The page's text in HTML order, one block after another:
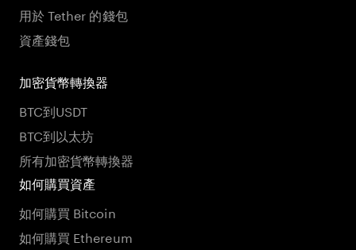
用於 Tether 的錢包
資產錢包
加密貨幣轉換器
BTC到USDT
BTC到以太坊
所有加密貨幣轉換器
如何購買資產
如何購買 Bitcoin
如何購買 Ethereum